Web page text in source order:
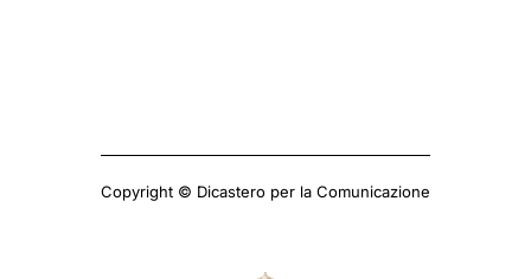
Copyright © Dicastero per la Comunicazione